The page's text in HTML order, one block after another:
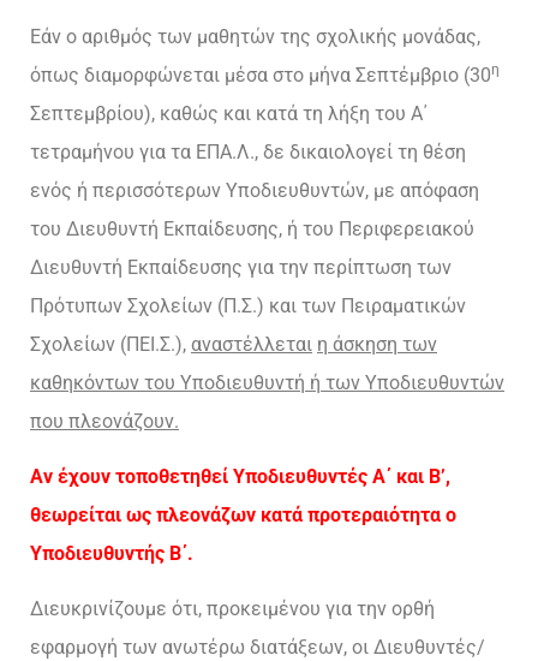
Εάν ο αριθμός των μαθητών της σχολικής μονάδας,
όπως διαμορφώνεται μέσα στο μήνα Σεπτέμβριο (30η
Σεπτεμβρίου), καθώς και κατά τη λήξη του Α΄
τετραμήνου για τα ΕΠΑ.Λ., δε δικαιολογεί τη θέση
ενός ή περισσότερων Υποδιευθυντών, με απόφαση
του Διευθυντή Εκπαίδευσης, ή του Περιφερειακού
Διευθυντή Εκπαίδευσης για την περίπτωση των
Πρότυπων Σχολείων (Π.Σ.) και των Πειραματικών
Σχολείων (ΠΕΙ.Σ.), αναστέλλεται η άσκηση των
καθηκόντων του Υποδιευθυντή ή των Υποδιευθυντών
που πλεονάζουν.
Αν έχουν τοποθετηθεί Υποδιευθυντές Α΄ και Β’,
θεωρείται ως πλεονάζων κατά προτεραιότητα ο
Υποδιευθυντής Β΄.
Διευκρινίζουμε ότι, προκειμένου για την ορθή
εφαρμογή των ανωτέρω διατάξεων, οι Διευθυντές/